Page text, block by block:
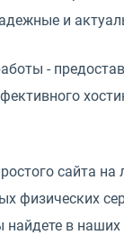
и
-
сайта на
физических
найдете в наших